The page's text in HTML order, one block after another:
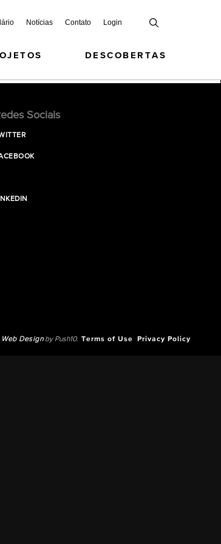
Notícias Contato Login
DESCOBERTAS
Sociais
Designby Push10. Terms of Use Privacy Policy